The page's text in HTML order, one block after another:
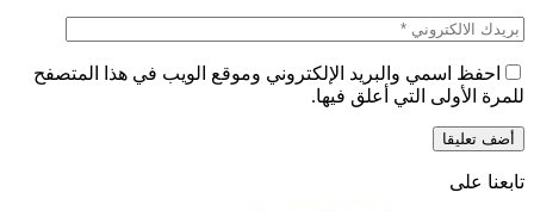
احفظ اسمي والبريد الإلكتروني وموقع الويب في هذا المتصفح
للمرة الأولى التي أعلق فيها.
تابعنا على